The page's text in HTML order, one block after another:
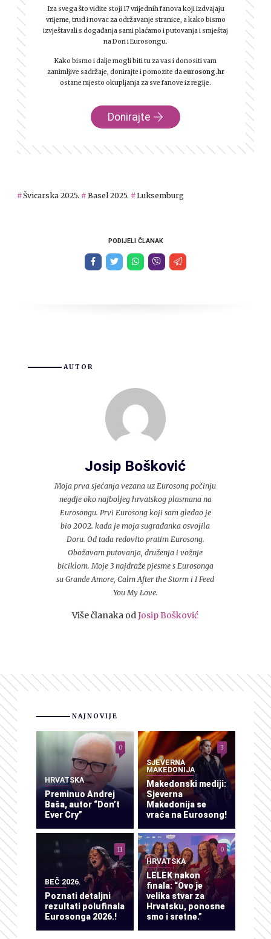
Iza svega što vidite stoji 17 vrijednih fanova koji izdvajaju
vrijeme, trud i novac za održavanje stranice, a kako bismo
izvještavali s događanja sami plaćamo i putovanja i smještaj
na Dori i Eurosongu.
Kako bismo i dalje mogli biti tu za vas i donositi vam
zanimljive sadržaje, donirajte i pomozite daeurosong.hr
ostane mjesto okupljanja za sve fanove iz regije.
Donirajte
Švicarska 2025. Basel 2025. Luksemburg
PODIJELI ČLANAK
AUTOR
Josip Bošković
Moja prva sjećanja vezana uz Eurosong počinju
negdje oko najboljeg hrvatskog plasmana na
Eurosongu. Prvi Eurosong koji sam gledao je
bio 2002. kada je moja sugrađanka osvojila
Doru. Od tada redovito pratim Eurosong.
Obožavam putovanja, druženja i vožnje
biciklom. Moje 3 najdraže pjesme s Eurosonga
su Grande Amore, Calm After the Storm i I Feed
You My Love.
Više članaka odJosip Bošković
NAJNOVIJE
HRVATSKA
Preminuo Andrej
Baša, autor “Don’t
Ever Cry”
0
SJEVERNA
MAKEDONIJA
Makedonski mediji:
Sjeverna
Makedonija se
vraća na Eurosong!
3
BEČ 2026.
Poznati detaljni
rezultati polufinala
Eurosonga 2026.!
11
HRVATSKA
LELEK nakon
finala: “Ovo je
velika stvar za
Hrvatsku, ponosne
smo i sretne.”
0